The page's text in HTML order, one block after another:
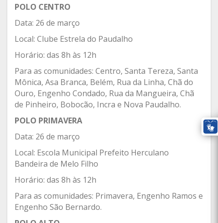
POLO CENTRO
Data: 26 de março
Local: Clube Estrela do Paudalho
Horário: das 8h às 12h
Para as comunidades: Centro, Santa Tereza, Santa
Mônica, Asa Branca, Belém, Rua da Linha, Chã do
Ouro, Engenho Condado, Rua da Mangueira, Chã
de Pinheiro, Bobocão, Incra e Nova Paudalho.
POLO PRIMAVERA
Data: 26 de março
Local: Escola Municipal Prefeito Herculano
Bandeira de Melo Filho
Horário: das 8h às 12h
Para as comunidades: Primavera, Engenho Ramos e
Engenho São Bernardo.